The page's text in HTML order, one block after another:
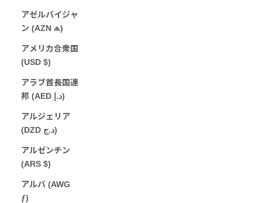
アゼルバイジャ
ン (AZN ₼)
アメリカ合衆国
(USD $)
アラブ首長国連
邦 (AED د.إ)
アルジェリア
(DZD د.ج)
アルゼンチン
(ARS $)
アルバ (AWG
ƒ)